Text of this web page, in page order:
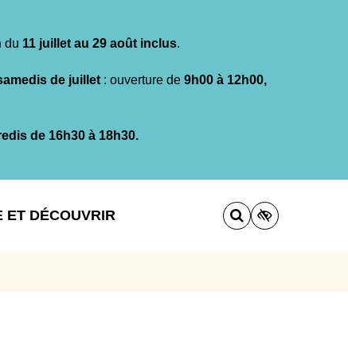
du 11 juillet au 29 août inclus.
de juillet : ouverture de 9h00 à 12h00,
de 16h30 à 18h30.
ET DÉCOUVRIR